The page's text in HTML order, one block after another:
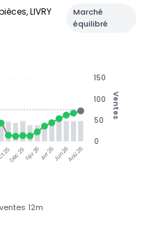
LIVRY
Marché
équilibré
25Déc 25Fév 26Avr 26Jun 26Aoû 26
150
100
50
0
Ventes
12m